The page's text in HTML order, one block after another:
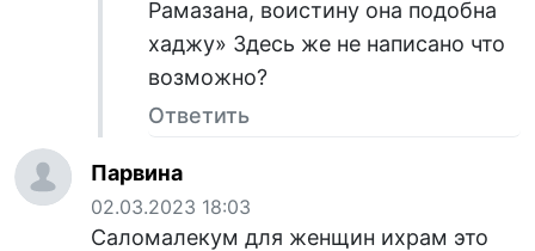
Рамазана, воистину она подобна
хаджу» Здесь же не написано что
возможно?
Ответить
Парвина
02.03.2023 18:03
Саломалекум для женщин ихрам это